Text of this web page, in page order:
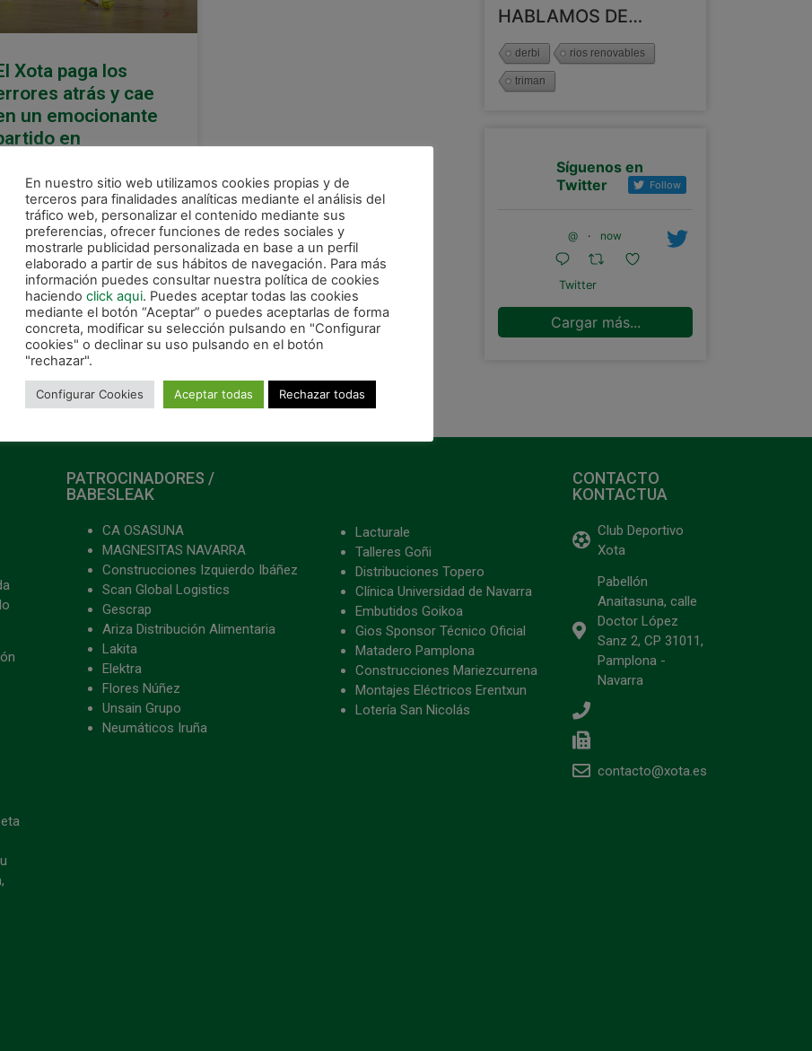
Xota paga los
atrás y cae
un emocionante
en
Osasuna Magna rozó los
puntos en su visita al
Manzanares Arena tras un
partido en el que los navarros
siempre fueron a remolque.
Un error
LEER MÁS »
26 octubre, 2024
HABLAMOS DE…
derbi rios renovables
triman
Síguenos en
Twitter
Follow
@ · now
Twitter
Cargar más...
PATROCINADORES /
BABESLEAK
CA OSASUNA
MAGNESITAS NAVARRA
Construcciones Izquierdo Ibáñez
Scan Global Logistics
Gescrap
Ariza Distribución Alimentaria
Lakita
Elektra
Flores Núñez
Unsain Grupo
Neumáticos Iruña
Lacturale
Talleres Goñi
Distribuciones Topero
Clínica Universidad de Navarra
Embutidos Goikoa
Gios Sponsor Técnico Oficial
Matadero Pamplona
Construcciones Mariezcurrena
Montajes Eléctricos Erentxun
Lotería San Nicolás
CONTACTO
KONTACTUA
Club Deportivo
Xota
Pabellón
Anaitasuna, calle
Doctor López
Sanz 2, CP 31011,
Pamplona -
Navarra
contacto@xota.es
En nuestro sitio web utilizamos cookies propias y de
terceros para finalidades analíticas mediante el análisis del
tráfico web, personalizar el contenido mediante sus
preferencias, ofrecer funciones de redes sociales y
mostrarle publicidad personalizada en base a un perfil
elaborado a partir de sus hábitos de navegación. Para más
información puedes consultar nuestra política de cookies
haciendo click aqui. Puedes aceptar todas las cookies
mediante el botón “Aceptar” o puedes aceptarlas de forma
concreta, modificar su selección pulsando en "Configurar
cookies" o declinar su uso pulsando en el botón
"rechazar".
Configurar Cookies Aceptar todas Rechazar todas